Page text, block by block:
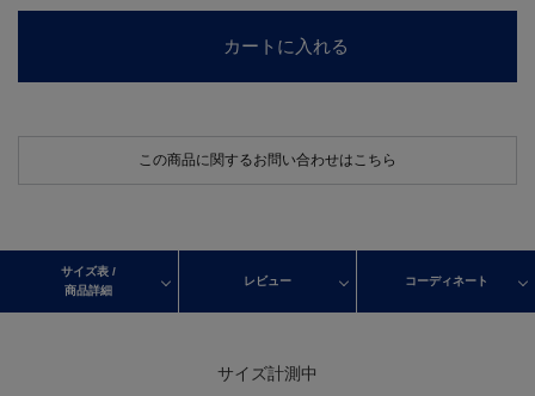
カートに入れる
この商品に関するお問い合わせはこちら
サイズ表 /
商品詳細
レビュー コーディネート
サイズ計測中